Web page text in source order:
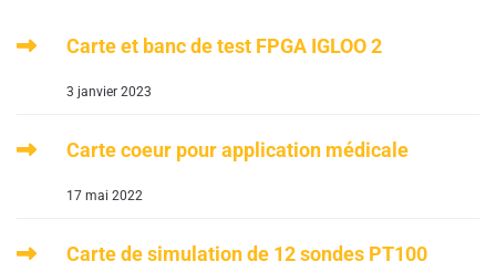
Carte et banc de test FPGA IGLOO 2
3 janvier 2023
Carte coeur pour application médicale
17 mai 2022
Carte de simulation de 12 sondes PT100